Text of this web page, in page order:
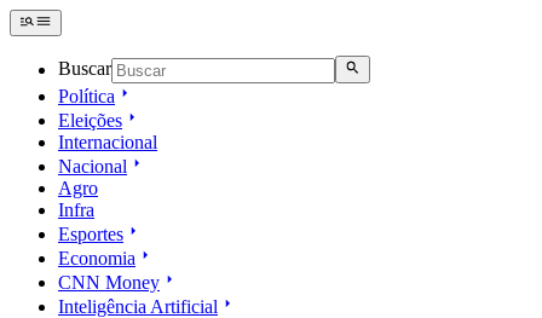
Buscar
Política
Eleições
Internacional
Nacional
Agro
Infra
Esportes
Economia
CNN Money
Inteligência Artificial